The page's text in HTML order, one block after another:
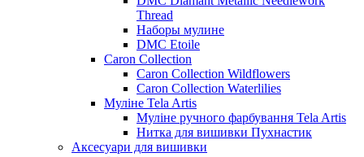
Thread
Наборы мулине
DMC Etoile
Caron Collection
Caron Collection Wildflowers
Caron Collection Waterlilies
Муліне Tela Artis
Муліне ручного фарбування Tela Artis
Нитка для вишивки Пухнастик
Аксесуари для вишивки